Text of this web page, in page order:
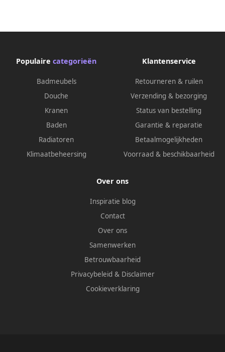
Populaire categorieën
Badmeubels
Douche
Kranen
Baden
Radiatoren
Klimaatbeheersing
Klantenservice
Retourneren & ruilen
Verzending & bezorging
Status van bestelling
Garantie & reparatie
Betaalmogelijkheden
Voorraad & beschikbaarheid
Over ons
Inspiratie blog
Contact
Over ons
Samenwerken
Betrouwbaarheid
Privacybeleid & Disclaimer
Cookieverklaring